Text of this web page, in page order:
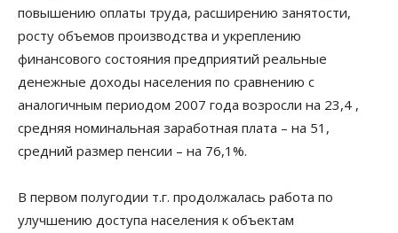
повышению оплаты труда, расширению занятости,
росту объемов производства и укреплению
финансового состояния предприятий реальные
денежные доходы населения по сравнению с
аналогичным периодом 2007 года возросли на 23,4 ,
средняя номинальная заработная плата – на 51,
средний размер пенсии – на 76,1%.
В первом полугодии т.г. продолжалась работа по
улучшению доступа населения к объектам